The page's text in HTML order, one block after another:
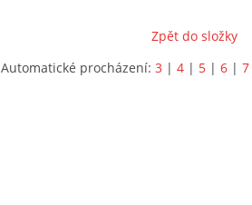
Zpět do složky
Automatické procházení: 3 | 4 | 5 | 6 | 7